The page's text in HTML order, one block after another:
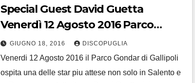
Special Guest David Guetta
Venerdì 12 Agosto 2016 Parco
Gondar Gallipoli
GIUGNO 18, 2016 DISCOPUGLIA
Venerdi 12 Agosto 2016 il Parco Gondar di Gallipoli
ospita una delle star piu attese non solo in Salento e